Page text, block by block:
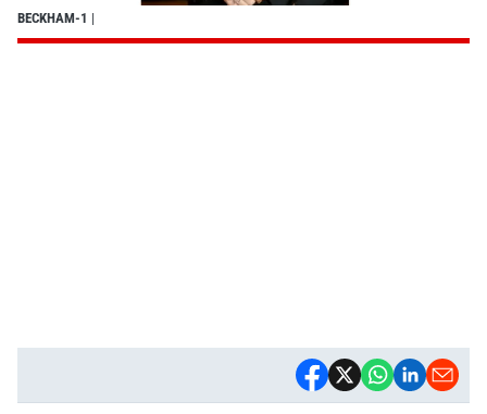
BECKHAM-1 |